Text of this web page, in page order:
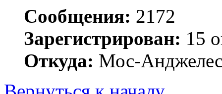
Сообщения: 2172
Зарегистрирован: 15
Откуда: Мос-